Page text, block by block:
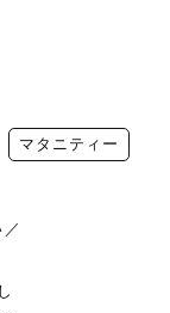
マタニティー